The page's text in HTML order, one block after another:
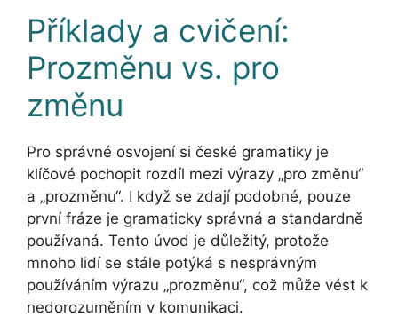
Příklady a cvičení:
Prozměnu vs. pro
změnu
Pro správné osvojení si české gramatiky je
klíčové pochopit rozdíl mezi výrazy „pro změnu“
a „prozměnu“. I když se zdají podobné, pouze
první fráze je gramaticky správná a standardně
používaná. Tento úvod je důležitý, protože
mnoho lidí se stále potýká s nesprávným
používáním výrazu „prozměnu“, což může vést k
nedorozuměním v komunikaci.